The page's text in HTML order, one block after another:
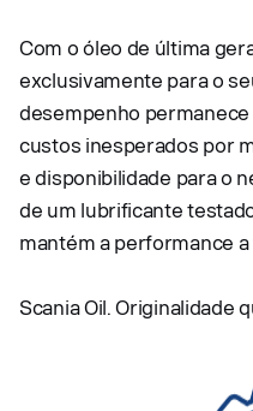
Com o óleo de última
exclusivamente para o
desempenho
custos inesperados por
e disponibilidade para o
de um lubrificante
mantém a performance
Scania Oil. Originalidade